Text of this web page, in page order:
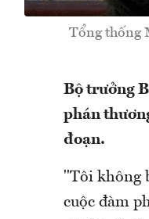
Tổng thống
Bộ trưởng
phán
đoạn.
"Tôi không
cuộc đàm